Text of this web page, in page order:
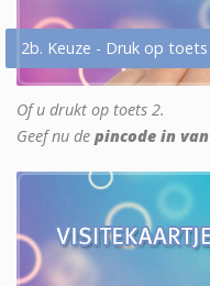
2b. Keuze - Druk op
Of u drukt op toets 2.
Geef nu de pincode in